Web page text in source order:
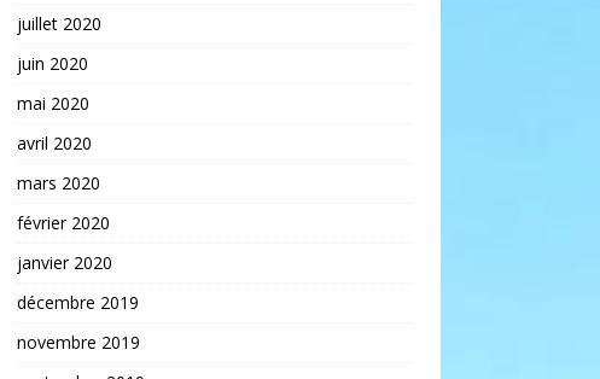
juillet 2020
juin 2020
mai 2020
avril 2020
mars 2020
février 2020
janvier 2020
décembre 2019
novembre 2019